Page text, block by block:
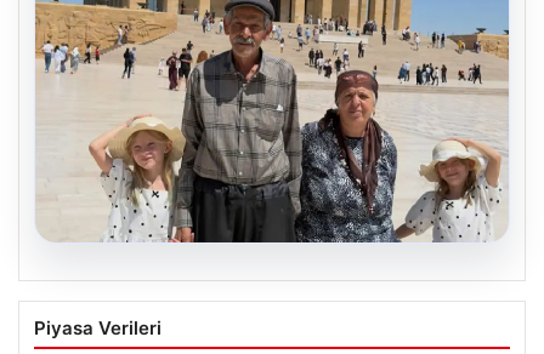
Bakan Göktaş’tan 34 yıl sonra çocuk
sahibi olan Doğan ailesi için açıklama
Piyasa Verileri